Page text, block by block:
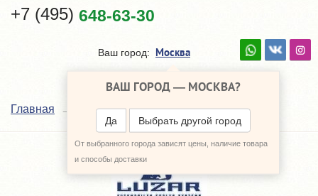
+7 (495) 648-63-30
Ваш город: Москва
ВАШ ГОРОД — МОСКВА?
Да Выбрать другой город
От выбранного города зависят цены, наличие товара
и способы доставки
Главная Наши поставщики Luzar